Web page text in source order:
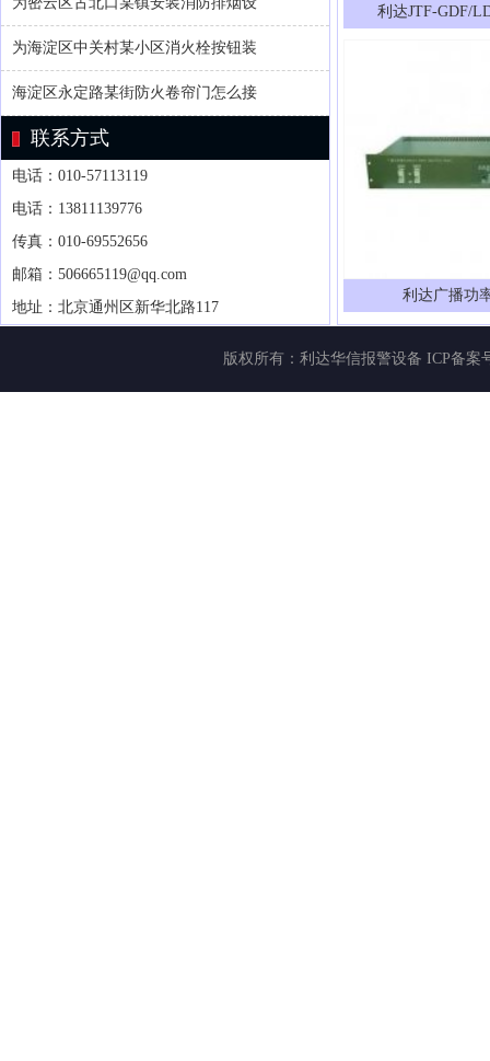
为海淀区中关村某小区消火栓按钮装
海淀区永定路某街防火卷帘门怎么接
联系方式
电话：010-57113119
电话：13811139776
传真：010-69552656
邮箱：506665119@qq.com
地址：北京通州区新华北路117
利达JTF-GDF/
利达广播功
版权所有： 利达华信报警设备 ICP备案